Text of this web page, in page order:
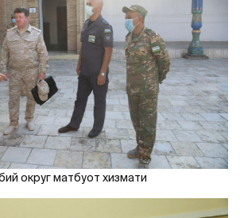
округ матбуот хизмати